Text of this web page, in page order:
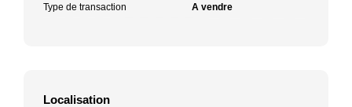
Type de transaction A vendre
Localisation